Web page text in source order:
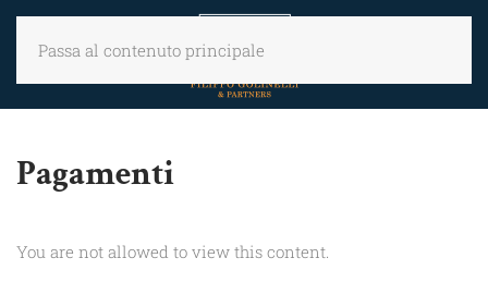
Passa al contenuto principale
Pagamenti
You are not allowed to view this content.